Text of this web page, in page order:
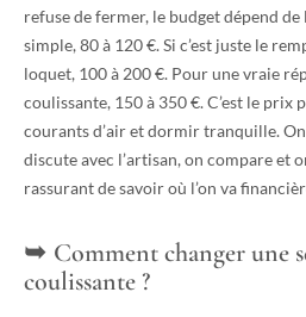
refuse de fermer, le budget dépend
simple, 80 à 120 €. Si c’est juste le
loquet, 100 à 200 €. Pour une vraie
coulissante, 150 à 350 €. C’est le prix
courants d’air et dormir tranquille.
discute avec l’artisan, on compare et
rassurant de savoir où l’on va
Comment changer une
coulissante ?